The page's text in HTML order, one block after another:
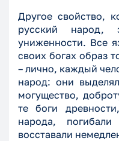
Другое свойство,
русский народ,
униженности. Все
своих богах образ
– лично, каждый
народ: они
могущество,
те боги
народа,
восставали